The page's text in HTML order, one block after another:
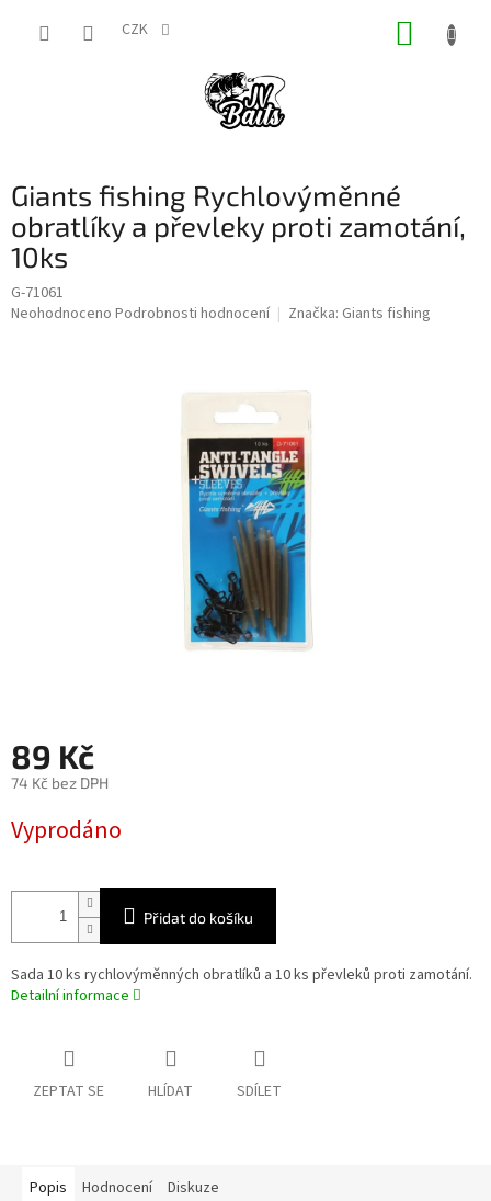
CZK
Giants fishing Rychlovýměnné
obratlíky a převleky proti zamotání,
10ks
G-71061
Průměrné
Neohodnoceno Podrobnosti hodnocení Značka: Giants fishing
89 Kč
74 Kč bez DPH
cena:
Vyprodáno
Přidat do košíku
Sada 10 ks rychlovýměnných obratlíků a 10 ks převleků proti zamotání.
Detailní informace
ZEPTAT SE HLÍDAT SDÍLET
Popis Hodnocení Diskuze